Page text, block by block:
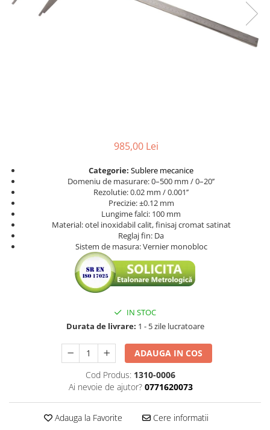
Micrometre speciale
Ceasuri comparatoare cu levier
985,00 Lei
Categorie: Sublere mecanice
Domeniu de masurare: 0–500 mm / 0–20’’
Rezolutie: 0.02 mm / 0.001’’
Precizie: ±0.12 mm
Lungime falci: 100 mm
Material: otel inoxidabil calit, finisaj cromat satinat
Reglaj fin: Da
Sistem de masura: Vernier monobloc
IN STOC
Durata de livrare: 1 - 5 zile lucratoare
ADAUGA IN COS
Cod Produs: 1310-0006
Ai nevoie de ajutor? 0771620073
Adauga la Favorite Cere informatii